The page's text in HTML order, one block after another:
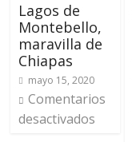
Lagos de
Montebello,
maravilla de
Chiapas
mayo 15, 2020
Comentarios
desactivados